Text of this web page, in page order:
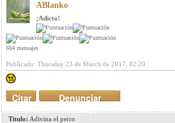
ABlanko
¡Adicto!
604 mensajes
Publicado: Thursday 23 de March de 2017, 02:20
Denunciar
mensaje
Citar
Titulo: Adivina el perro